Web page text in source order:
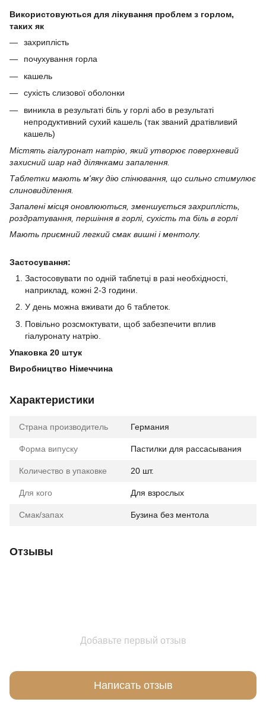
Використовуються для лікування проблем з горлом,
таких як
захриплість
почухування горла
кашель
сухість слизової оболонки
виникла в результаті біль у горлі або в результаті
непродуктивний сухий кашель (так званий дратівливий
кашель)
Містять гіалуронат натрію, який утворює поверхневий
захисний шар над ділянками запалення.
Таблетки мають м'яку дію спінювання, що сильно стимулює
слиновиділення.
Запалені місця оновлюються, зменшується захриплість,
роздратування, першіння в горлі, сухість та біль в горлі
Мають приємний легкий смак вишні і ментолу.
Застосування:
Застосовувати по одній таблетці в разі необхідності,
наприклад, кожні 2-3 години.
У день можна вживати до 6 таблеток.
Повільно розсмоктувати, щоб забезпечити вплив
гіалуронату натрію.
Упаковка 20 штук
Виробництво Німеччина
Характеристики
Страна производитель Германия
Форма випуску Пастилки для рассасывания
Количество в упаковке 20 шт.
Для кого Для взрослых
Смак/запах Бузина без ментола
Отзывы
Добавьте первый отзыв
Написать отзыв